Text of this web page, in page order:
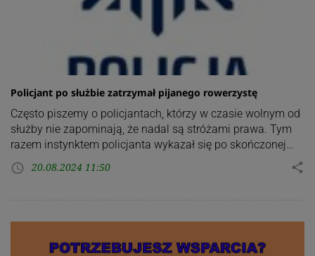
Policjant po służbie zatrzymał pijanego rowerzystę
Często piszemy o policjantach, którzy w czasie wolnym od
służby nie zapominają, że nadal są stróżami prawa. Tym
razem instynktem policjanta wykazał się po skończonej…
access_time 20.08.2024 11:50 share